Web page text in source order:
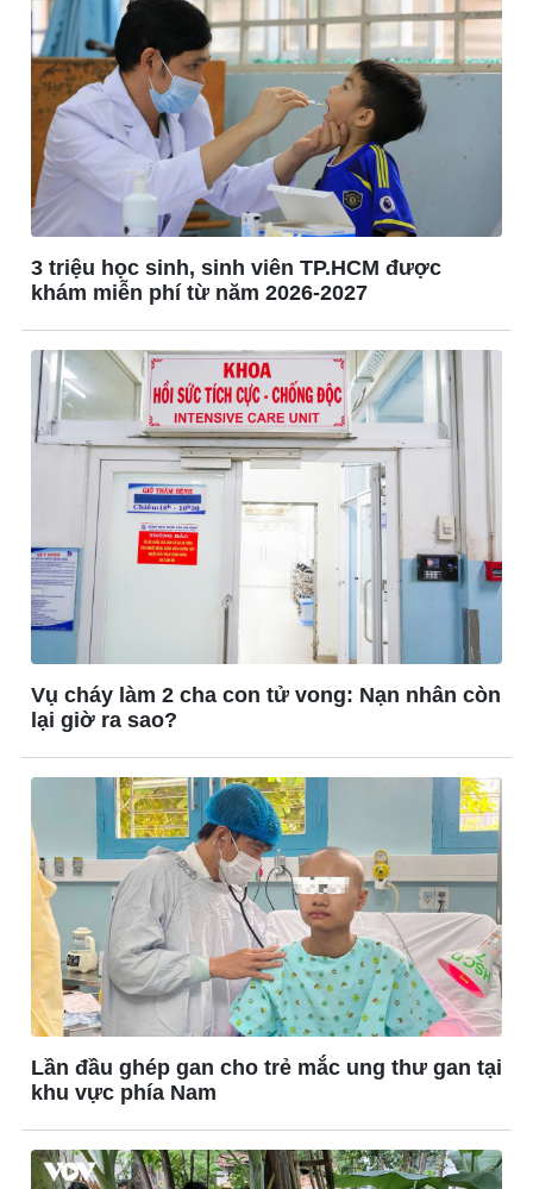
Kinh tế
Bất động sản
Khởi nghiệp
Thị trường
Giá vàng
Tiêu dùng
Tỷ giá
Chứng khoán
Giá cà phê
Pháp luật
Vụ án
Tin nóng
Tư vấn luật
Thể thao
Pickleball
Bóng đá quốc tế
Bóng đá Việt Nam
Thế giới thể thao
eSports
Hậu trường
3 triệu học sinh, sinh viên TP.HCM được
khám miễn phí từ năm 2026-2027
Vụ cháy làm 2 cha con tử vong: Nạn nhân còn
lại giờ ra sao?
Lần đầu ghép gan cho trẻ mắc ung thư gan tại
khu vực phía Nam